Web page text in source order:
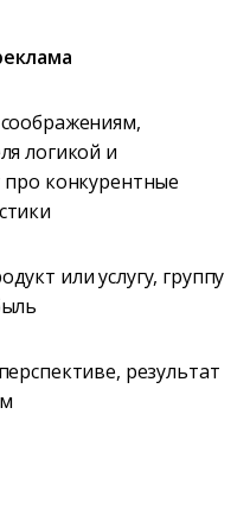
логикой и
про конкурентные
или услугу, группу
результат